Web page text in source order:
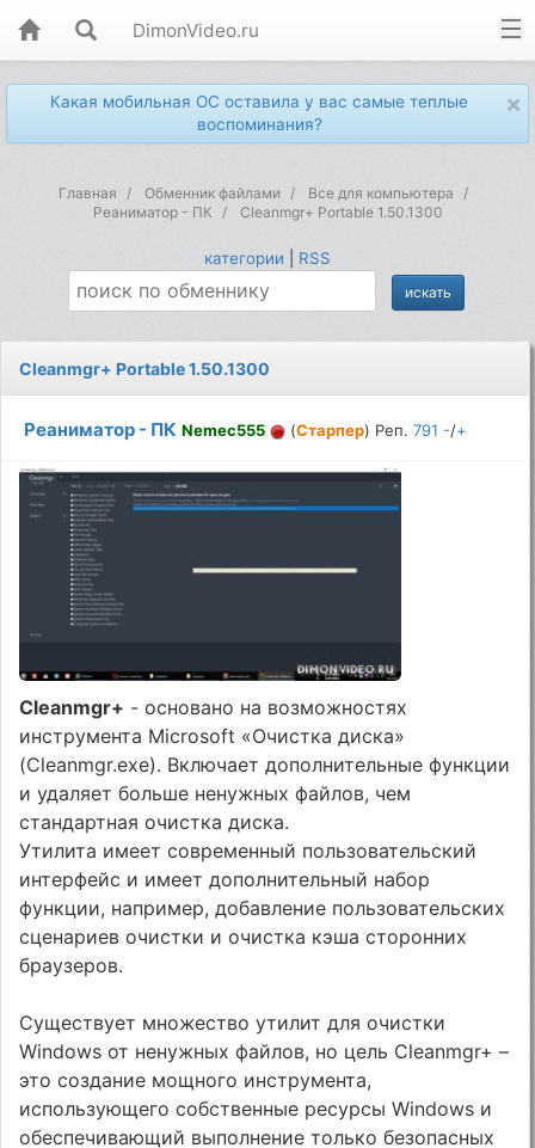
DimonVideo.ru
×
Какая мобильная ОС оставила у вас самые теплые
воспоминания?
Главная Обменник файлами
Все для компьютера
Реаниматор - ПК
Cleanmgr+ Portable 1.50.1300
категории RSS
Cleanmgr+ Portable 1.50.1300
Реаниматор - ПК Nemec555 (Старпер) Реп.791 -/+
Cleanmgr+ - основано на возможностях
инструмента Microsoft «Очистка диска»
(Cleanmgr.exe). Включает дополнительные функции
и удаляет больше ненужных файлов, чем
стандартная очистка диска.
Утилита имеет современный пользовательский
интерфейс и имеет дополнительный набор
функции, например, добавление пользовательских
сценариев очистки и очистка кэша сторонних
браузеров.
Существует множество утилит для очистки
Windows от ненужных файлов, но цель Cleanmgr+ –
это создание мощного инструмента,
использующего собственные ресурсы Windows и
обеспечивающий выполнение только безопасных